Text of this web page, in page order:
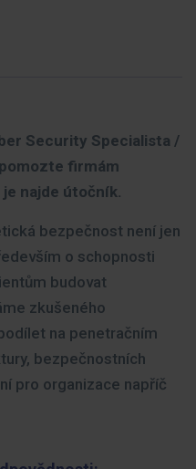
Security Specialista /
firmám
najde útočník.
bezpečnost není jen
o schopnosti
budovat
zkušeného
na penetračním
bezpečnostních
pro organizace napříč